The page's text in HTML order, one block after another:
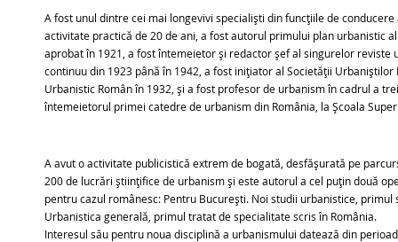
A fost unul dintre cei mai longevivi specialiști din funcțiile de
activitate practică de 20 de ani, a fost autorul primului plan urbanistic
aprobat în 1921, a fost întemeietor și redactor șef al singurelor reviste
continuu din 1923 până în 1942, a fost inițiator al Societății
Urbanistic Român în 1932, și a fost profesor de urbanism în cadrul a
întemeietorul primei catedre de urbanism din România, la Școala
A avut o activitate publicistică extrem de bogată, desfășurată pe
200 de lucrări științifice de urbanism și este autorul a cel puțin două
pentru cazul românesc: Pentru București. Noi studii urbanistice,
Urbanistica generală, primul tratat de specialitate scris în România.
Interesul său pentru noua disciplină a urbanismului datează din